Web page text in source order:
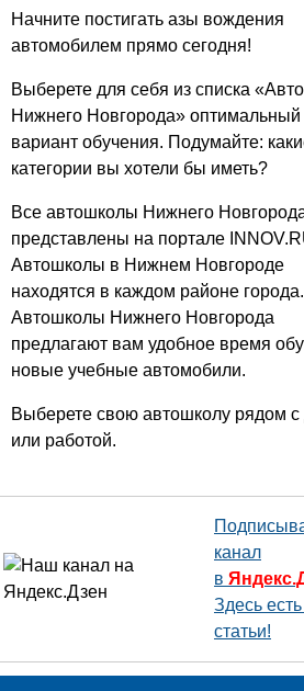
Начните постигать азы вождения
автомобилем прямо сегодня!
Выберете для себя из списка
Нижнего Новгорода» оптимальный
вариант обучения. Подумайте:
категории вы хотели бы иметь?
Все автошколы Нижнего
представлены на портале
Автошколы в Нижнем Новгороде
находятся в каждом районе города.
Автошколы Нижнего Новгорода
предлагают вам удобное время
новые учебные автомобили.
Выберете свою автошколу рядом
или работой.
канал
в
Здесь
статьи!